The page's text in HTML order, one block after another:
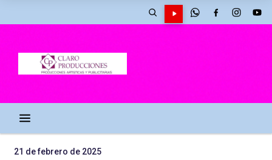
21 de febrero de 2025